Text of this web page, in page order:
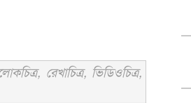
রেখাচিত্র, ভিডিওচিত্র,